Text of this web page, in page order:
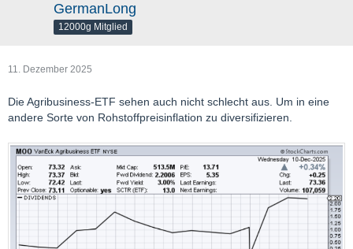
GermanLong
12000g Mitglied
11. Dezember 2025
Die Agribusiness-ETF sehen auch nicht schlecht aus. Um in eine
andere Sorte von Rohstoffpreisinflation zu diversifizieren.